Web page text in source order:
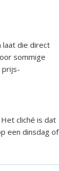
laat die direct
sommige
prijs-
cliché is dat
een dinsdag of